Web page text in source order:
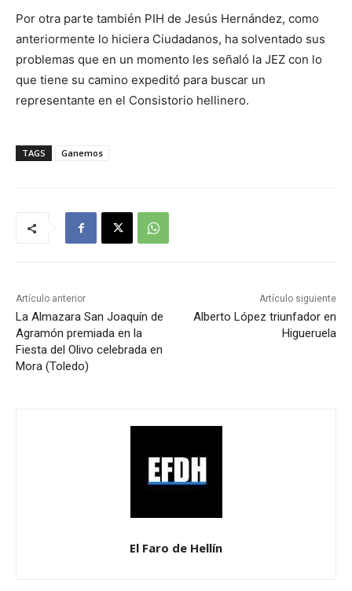
Por otra parte también PIH de Jesús Hernández, como
anteriormente lo hiciera Ciudadanos, ha solventado sus
problemas que en un momento les señaló la JEZ con lo
que tiene su camino expeditó para buscar un
representante en el Consistorio hellinero.
TAGS Ganemos
Artículo anterior
La Almazara San Joaquín de
Agramón premiada en la
Fiesta del Olivo celebrada en
Mora (Toledo)
Artículo siguiente
Alberto López triunfador en
Higueruela
El Faro de Hellín